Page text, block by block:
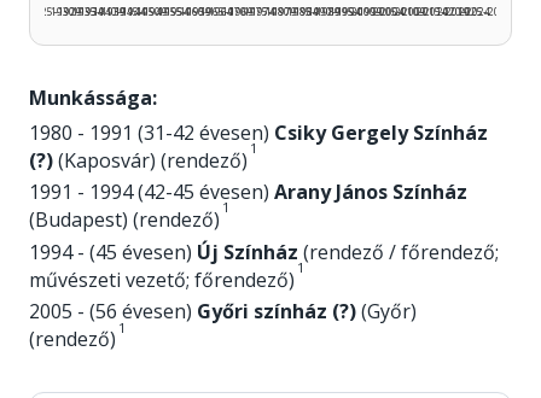
1925–1929
1930–1934
1935–1939
1940–1944
1945–1949
1950–1954
1955–1959
1960–1964
1965–1969
1970–1974
1975–1979
1980–1984
1985–1989
1990–1994
1995–1999
2000–2004
2005–2009
2010–2014
2015–2019
2020–2024
2025–2026
Munkássága:
1980 - 1991 (31-42 évesen) Csiky Gergely Színház
(?)(Kaposvár) (rendező) 1
1991 - 1994 (42-45 évesen) Arany János Színház
(Budapest) (rendező) 1
1994 - (45 évesen) Új Színház (rendező / főrendező;
művészeti vezető; főrendező) 1
2005 - (56 évesen) Győri színház (?)(Győr)
(rendező) 1